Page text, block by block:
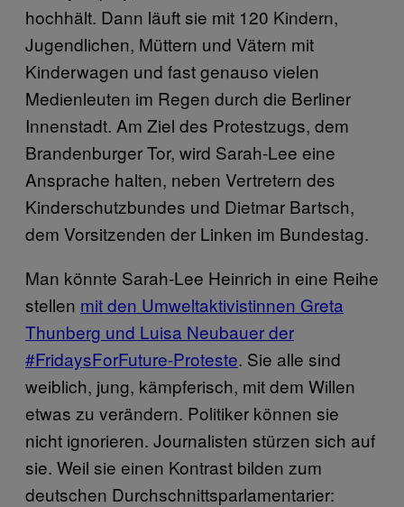
hochhält. Dann läuft sie mit 120 Kindern,
Jugendlichen, Müttern und Vätern mit
Kinderwagen und fast genauso vielen
Medienleuten im Regen durch die Berliner
Innenstadt. Am Ziel des Protestzugs, dem
Brandenburger Tor, wird Sarah-Lee eine
Ansprache halten, neben Vertretern des
Kinderschutzbundes und Dietmar Bartsch,
dem Vorsitzenden der Linken im Bundestag.
Man könnte Sarah-Lee Heinrich in eine Reihe
stellen mit den Umweltaktivistinnen Greta
Thunberg und Luisa Neubauer der
#FridaysForFuture-Proteste. Sie alle sind
weiblich, jung, kämpferisch, mit dem Willen
etwas zu verändern. Politiker können sie
nicht ignorieren. Journalisten stürzen sich auf
sie. Weil sie einen Kontrast bilden zum
deutschen Durchschnittsparlamentarier: